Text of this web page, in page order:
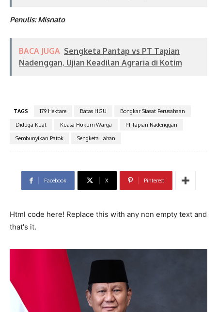
Penulis: Misnato
BACA JUGA Sengketa Pantap vs PT Tapian
Nadenggan, Ujian Keadilan Agraria di Kotim
TAGS 179 Hektare Batas HGU
Bongkar Siasat Perusahaan
Diduga Kuat
Kuasa Hukum Warga
PT Tapian Nadenggan
Sembunyikan Patok
Sengketa Lahan
Facebook X Pinterest
Html code here! Replace this with any non empty text and
that's it.